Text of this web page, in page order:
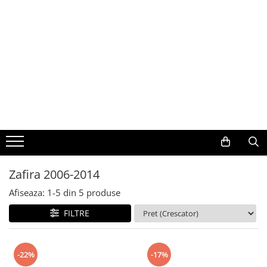
Volkswagen
Audi
Mercedes Benz
Ford
Skoda
Zafira 2006-2014
Afiseaza: 1-5 din 5 produse
FILTRE
-22% -17%